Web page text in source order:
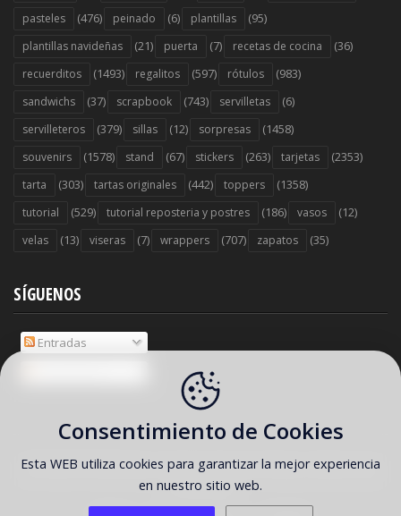
pasteles (476) peinado (6) plantillas (95)
plantillas navideñas (21) puerta (7) recetas de cocina (36)
recuerditos (1493) regalitos (597) rótulos (983)
sandwichs (37) scrapbook (743) servilletas (6)
servilleteros (379) sillas (12) sorpresas (1458)
souvenirs (1578) stand (67) stickers (263) tarjetas (2353)
tarta (303) tartas originales (442) toppers (1358)
tutorial (529) tutorial reposteria y postres (186) vasos (12)
velas (13) viseras (7) wrappers (707) zapatos (35)
SÍGUENOS
Entradas
COPYRIGHT ©2026 Ideas y material gratis para fiestas y celebraciones
Oh My Fiesta!
Consentimiento de Cookies
Esta WEB utiliza cookies para garantizar la mejor experiencia
en nuestro sitio web.